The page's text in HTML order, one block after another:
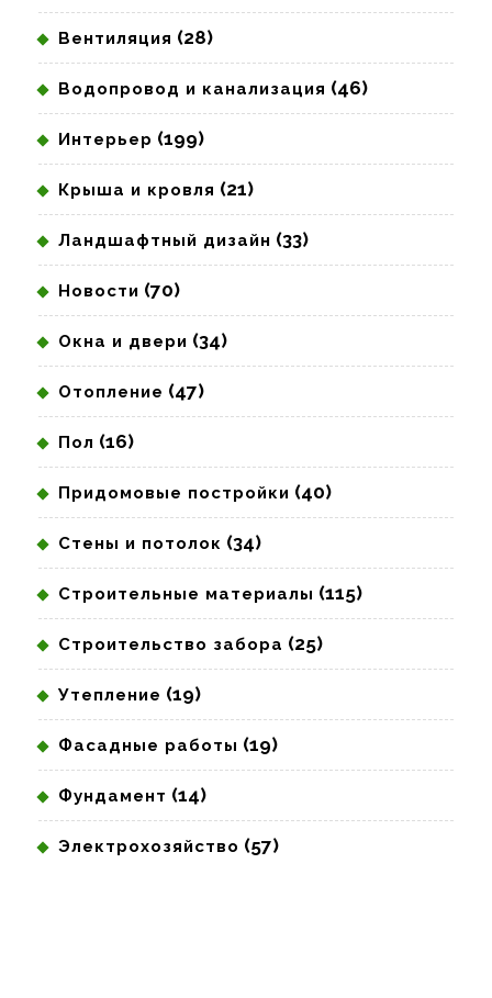
Вентиляция (28)
Водопровод и канализация (46)
Интерьер (199)
Крыша и кровля (21)
Ландшафтный дизайн (33)
Новости (70)
Окна и двери (34)
Отопление (47)
Пол (16)
Придомовые постройки (40)
Стены и потолок (34)
Строительные материалы (115)
Строительство забора (25)
Утепление (19)
Фасадные работы (19)
Фундамент (14)
Электрохозяйство (57)